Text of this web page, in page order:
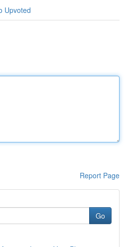
Upvoted
Report Page
Go